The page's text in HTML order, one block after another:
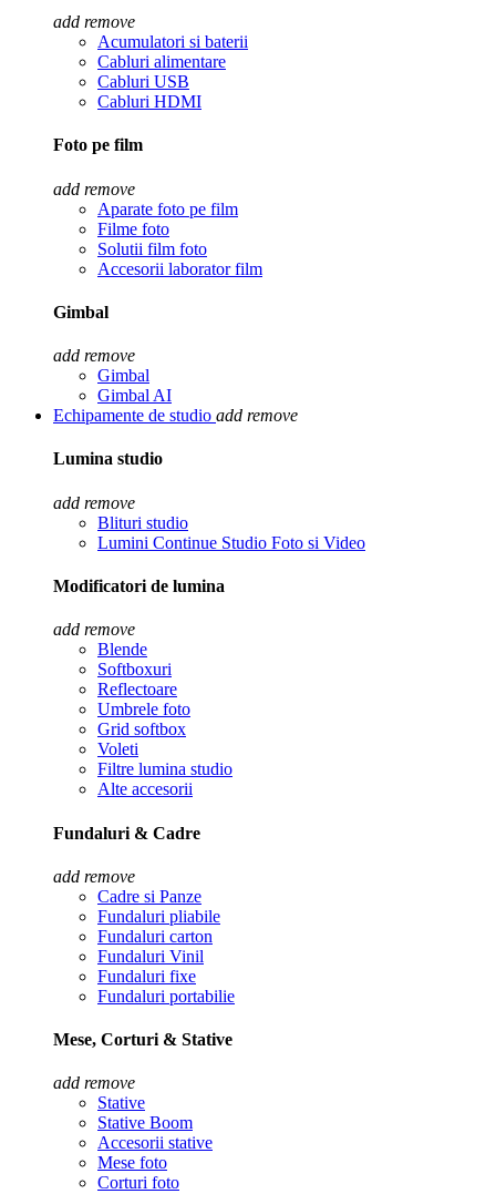
add remove
Acumulatori si baterii
Cabluri alimentare
Cabluri USB
Cabluri HDMI
Foto pe film
add remove
Aparate foto pe film
Filme foto
Solutii film foto
Accesorii laborator film
Gimbal
add remove
Gimbal
Gimbal AI
Echipamente de studio add remove
Lumina studio
add remove
Blituri studio
Lumini Continue Studio Foto si Video
Modificatori de lumina
add remove
Blende
Softboxuri
Reflectoare
Umbrele foto
Grid softbox
Voleti
Filtre lumina studio
Alte accesorii
Fundaluri & Cadre
add remove
Cadre si Panze
Fundaluri pliabile
Fundaluri carton
Fundaluri Vinil
Fundaluri fixe
Fundaluri portabilie
Mese, Corturi & Stative
add remove
Stative
Stative Boom
Accesorii stative
Mese foto
Corturi foto